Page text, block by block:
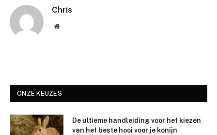
Chris
Website
ONZE KEUZES
De ultieme handleiding voor het kiezen
van het beste hooi voor je konijn